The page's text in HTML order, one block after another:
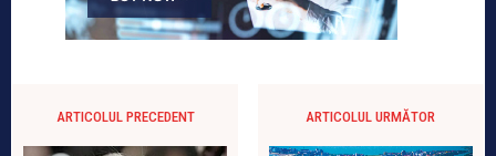
ARTICOLUL PRECEDENT ARTICOLUL URMĂTOR